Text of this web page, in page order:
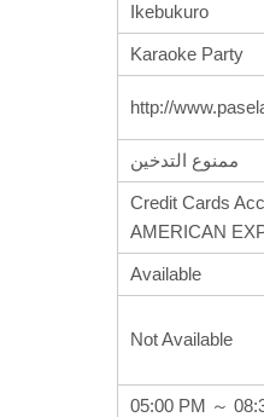
Ikebukuro
Karaoke Party
http://
ممنوع التدخين
Credit Cards
AMERICAN
Available
Not Available
05:00 PM ～